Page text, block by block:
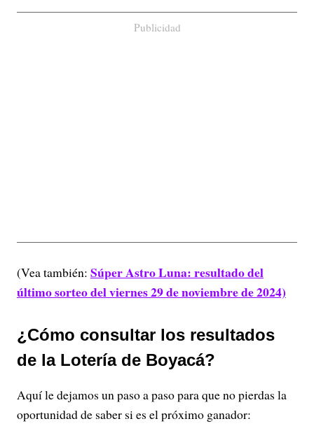
Publicidad
(Vea también: Súper Astro Luna: resultado del
último sorteo del viernes 29 de noviembre de 2024)
¿Cómo consultar los resultados
de la Lotería de Boyacá?
Aquí le dejamos un paso a paso para que no pierdas la
oportunidad de saber si es el próximo ganador: